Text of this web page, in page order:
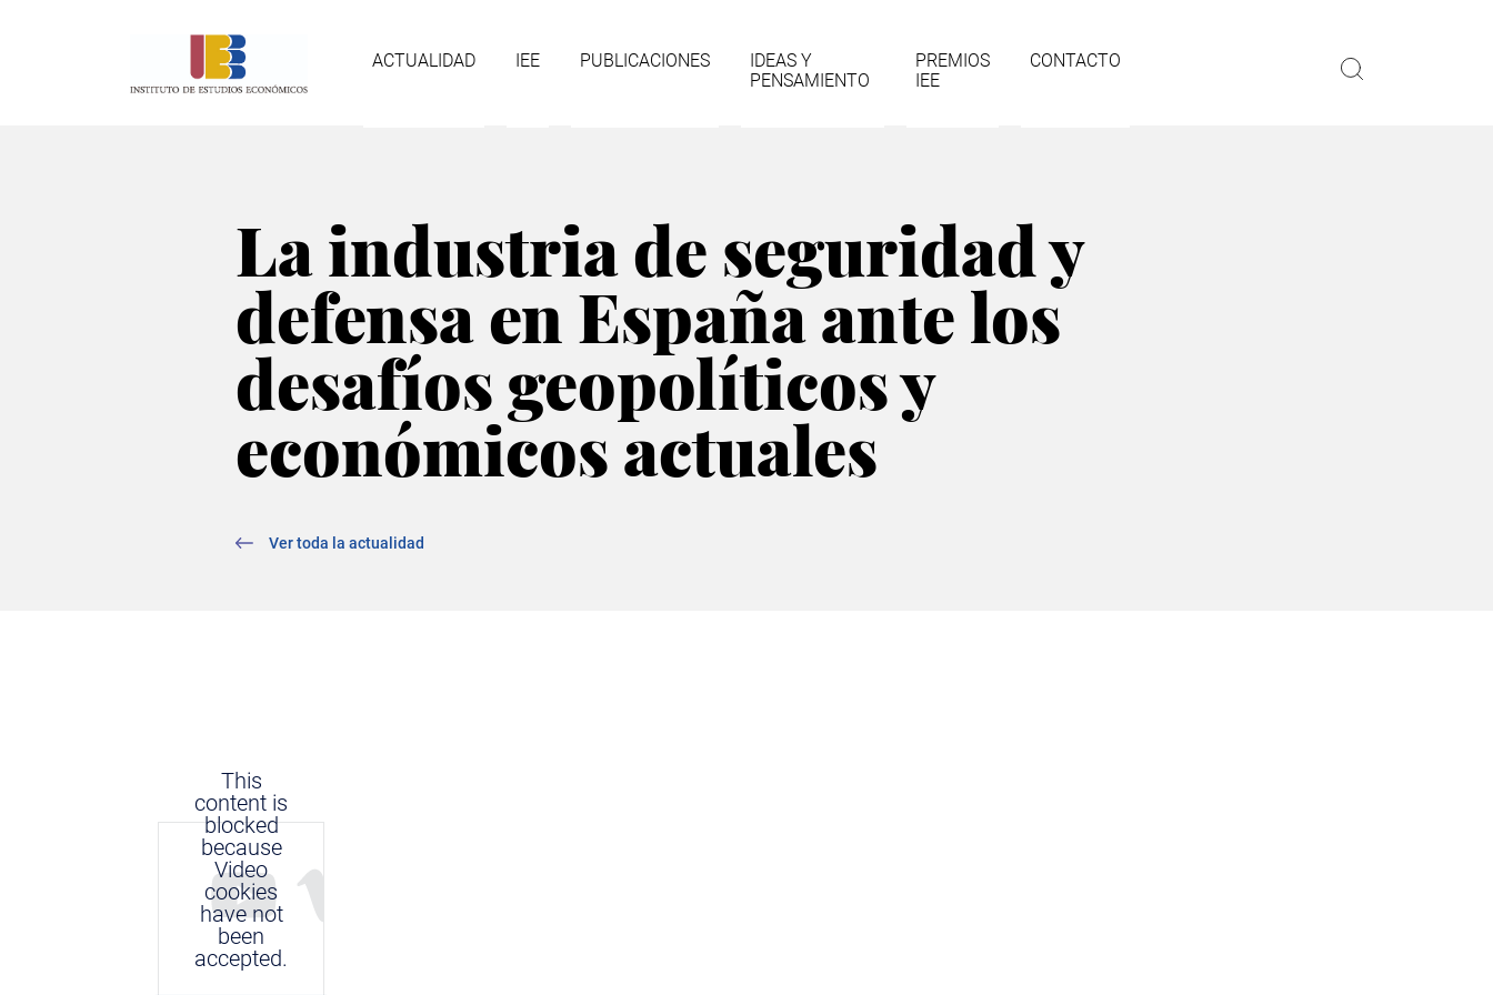
Navegación
ACTUALIDAD IEE PUBLICACIONES
IDEAS Y
PENSAMIENTO
PREMIOS
IEE
CONTACTO
La industria de seguridad y
defensa en España ante los
desafíos geopolíticos y
económicos actuales
Ver toda la actualidad
This
content is
blocked
because
Video
cookies
have not
been
accepted.